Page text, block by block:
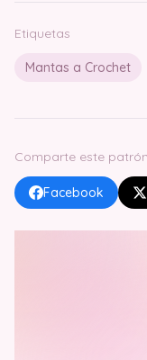
Etiquetas
Mantas a Crochet
Comparte este patrón
Facebook